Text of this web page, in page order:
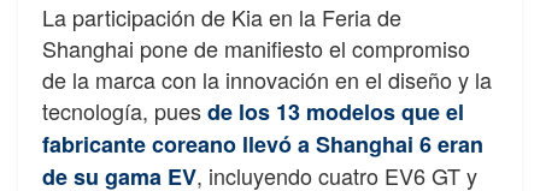
La participación de Kia en la Feria de
Shanghai pone de manifiesto el compromiso
de la marca con la innovación en el diseño y la
tecnología, puesde los 13 modelos que el
fabricante coreano llevó a Shanghai 6 eran
de su gama EV, incluyendo cuatro EV6 GT y